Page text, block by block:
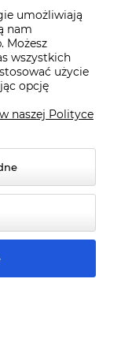
Shoper
umożliwiają
nam
Możesz
wszystkich
użycie
opcję
naszej Polityce